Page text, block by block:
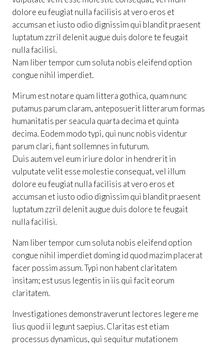
dolore eu feugiat nulla facilisis at vero eros et
accumsan et iusto odio dignissim qui blandit praesent
luptatum zzril delenit augue duis dolore te feugait
nulla facilisi.
Nam liber tempor cum soluta nobis eleifend option
congue nihil imperdiet.
Mirum est notare quam littera gothica, quam nunc
putamus parum claram, anteposuerit litterarum formas
humanitatis per seacula quarta decima et quinta
decima. Eodem modo typi, qui nunc nobis videntur
parum clari, fiant sollemnes in futurum.
Duis autem vel eum iriure dolor in hendrerit in
vulputate velit esse molestie consequat, vel illum
dolore eu feugiat nulla facilisis at vero eros et
accumsan et iusto odio dignissim qui blandit praesent
luptatum zzril delenit augue duis dolore te feugait
nulla facilisi.
Nam liber tempor cum soluta nobis eleifend option
congue nihil imperdiet doming id quod mazim placerat
facer possim assum. Typi non habent claritatem
insitam; est usus legentis in iis qui facit eorum
claritatem.
Investigationes demonstraverunt lectores legere me
lius quod ii legunt saepius. Claritas est etiam
processus dynamicus, qui sequitur mutationem